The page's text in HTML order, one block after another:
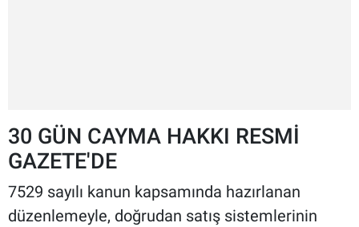
30 GÜN CAYMA HAKKI RESMİ
GAZETE'DE
7529 sayılı kanun kapsamında hazırlanan
düzenlemeyle, doğrudan satış sistemlerinin